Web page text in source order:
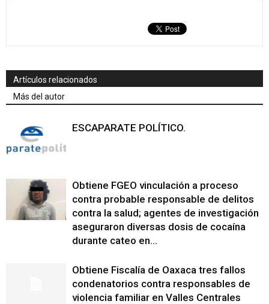
Artículos relacionados
Más del autor
ESCAPARATE POLÍTICO.
Obtiene FGEO vinculación a proceso
contra probable responsable de delitos
contra la salud; agentes de investigación
aseguraron diversas dosis de cocaína
durante cateo en...
Obtiene Fiscalía de Oaxaca tres fallos
condenatorios contra responsables de
violencia familiar en Valles Centrales